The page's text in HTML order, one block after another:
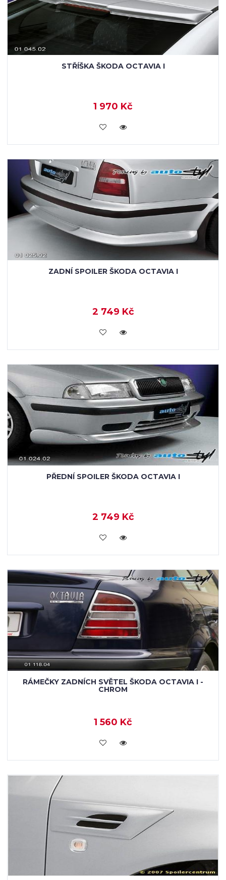
STŘÍŠKA ŠKODA OCTAVIA I
1 970 Kč
KOUPIT
ZADNÍ SPOILER ŠKODA OCTAVIA I
2 749 Kč
KOUPIT
PŘEDNÍ SPOILER ŠKODA OCTAVIA I
2 749 Kč
KOUPIT
RÁMEČKY ZADNÍCH SVĚTEL ŠKODA OCTAVIA I -
CHROM
1 560 Kč
KOUPIT